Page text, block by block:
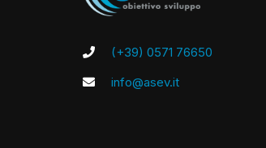
(+39) 0571 76650
info@asev.it